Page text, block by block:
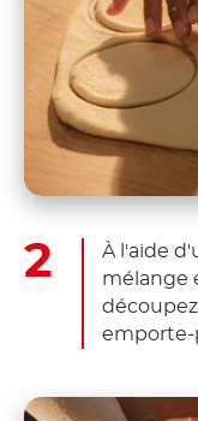
À l'aide
mélange
emporte-